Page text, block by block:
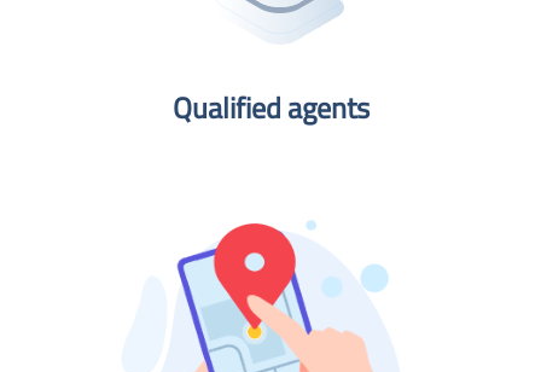
Qualified agents​